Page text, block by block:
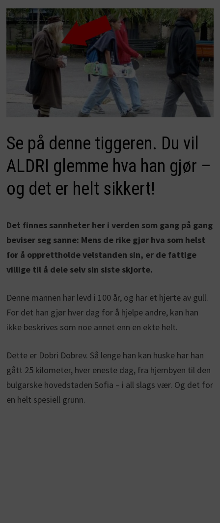
Se på denne tiggeren. Du vil
ALDRI glemme hva han gjør –
og det er helt sikkert!
Det finnes sannheter her i verden som gang på gang
beviser seg sanne: Mens de rike gjør hva som helst
for å opprettholde velstanden sin, er de fattige
villige til å dele selv sin siste skjorte.
Denne mannen har levd i 100 år, og har et hjerte av gull.
For det han gjør hver dag for å hjelpe andre, kan han
ikke beskrives som noe annet enn en ekte helt.
Dette er Dobri Dobrev. Så lenge han kan huske har han
gått 25 kilometer, hver eneste dag, fra hjembyen til den
bulgarske hovedstaden Sofia – i all slags vær. Og det for
en helt spesiell grunn.